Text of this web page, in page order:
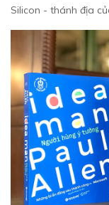
Silicon - thánh địa